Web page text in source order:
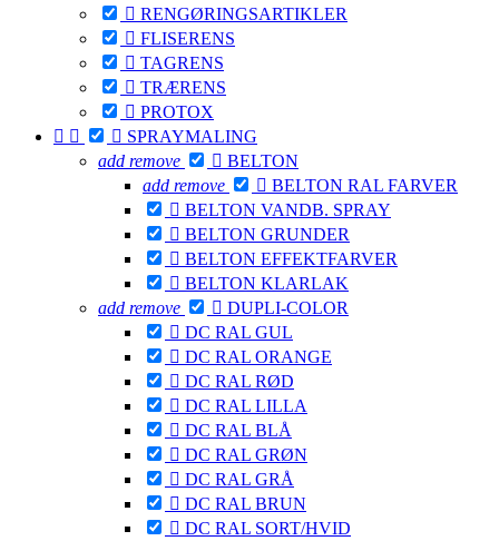
 RENGØRINGSARTIKLER
 FLISERENS
 TAGRENS
 TRÆRENS
 PROTOX
   SPRAYMALING
add remove  BELTON
add remove  BELTON RAL FARVER
 BELTON VANDB. SPRAY
 BELTON GRUNDER
 BELTON EFFEKTFARVER
 BELTON KLARLAK
add remove  DUPLI-COLOR
 DC RAL GUL
 DC RAL ORANGE
 DC RAL RØD
 DC RAL LILLA
 DC RAL BLÅ
 DC RAL GRØN
 DC RAL GRÅ
 DC RAL BRUN
 DC RAL SORT/HVID